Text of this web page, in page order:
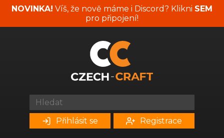
NOVINKA! Víš, že nově máme i Discord? Klikni SEM
pro připojení!
Přihlásit se Registrace